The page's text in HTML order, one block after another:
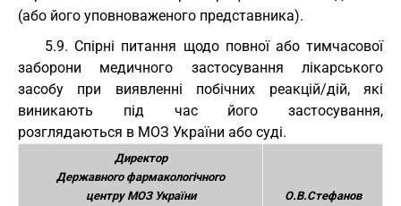
(або його уповноваженого представника).
5.9. Спірні питання щодо повної або тимчасової
заборони медичного застосування лікарського
засобу при виявленні побічних реакцій/дій, які
виникають під час його застосування,
розглядаються в МОЗ України або суді.
Директор
Державного фармакологічного
центру МОЗ України
О.В.Стефанов